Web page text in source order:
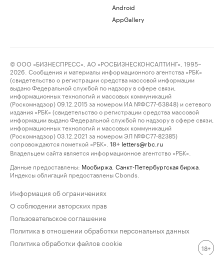
Android
AppGallery
© ООО «БИЗНЕСПРЕСС», АО «РОСБИЗНЕСКОНСАЛТИНГ», 1995–
2026. Сообщения и материалы информационного агентства «РБК»
(свидетельство о регистрации средства массовой информации
выдано Федеральной службой по надзору в сфере связи,
информационных технологий и массовых коммуникаций
(Роскомнадзор) 09.12.2015 за номером ИА №ФС77-63848) и сетевого
издания «РБК» (свидетельство о регистрации средства массовой
информации выдано Федеральной службой по надзору в сфере связи,
информационных технологий и массовых коммуникаций
(Роскомнадзор) 03.12.2021 за номером ЭЛ №ФС77-82385)
сопровождаются пометкой «РБК».
18+ letters@rbc.ru
Владельцем сайта является информационное агентство «РБК».
Данные предоставлены: Мосбиржа Санкт-Петербургская биржа
Индексы облигаций предоставлены Cbonds.
Информация об ограничениях
О соблюдении авторских прав
Пользовательское соглашение
Политика в отношении обработки персональных данных
Политика обработки файлов cookie
18+